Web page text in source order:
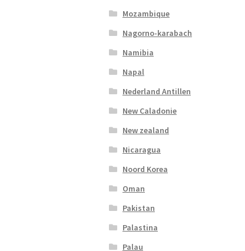
Mozambique
Nagorno-karabach
Namibia
Napal
Nederland Antillen
New Caladonie
New zealand
Nicaragua
Noord Korea
Oman
Pakistan
Palastina
Palau